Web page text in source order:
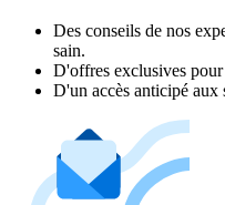
Des conseils de nos
sain.
D'offres exclusives
D'un accès anticipé aux